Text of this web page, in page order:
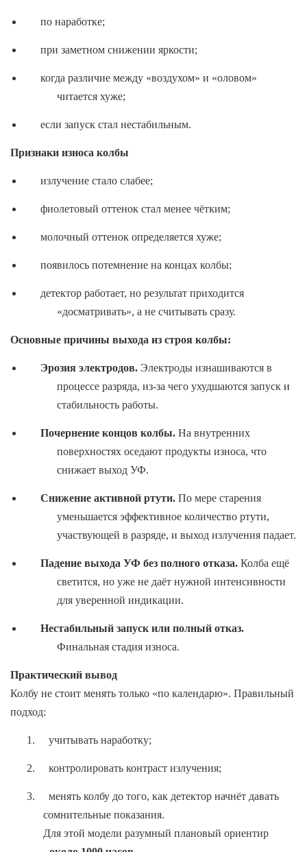
по наработке;
при заметном снижении яркости;
когда различие между «воздухом» и «оловом»
читается хуже;
если запуск стал нестабильным.
Признаки износа колбы
излучение стало слабее;
фиолетовый оттенок стал менее чётким;
молочный оттенок определяется хуже;
появилось потемнение на концах колбы;
детектор работает, но результат приходится
«досматривать», а не считывать сразу.
Основные причины выхода из строя колбы:
Эрозия электродов.Электроды изнашиваются в
процессе разряда, из-за чего ухудшаются запуск и
стабильность работы.
Почернение концов колбы.На внутренних
поверхностях оседают продукты износа, что
снижает выход УФ.
Снижение активной ртути.По мере старения
уменьшается эффективное количество ртути,
участвующей в разряде, и выход излучения падает.
Падение выхода УФ без полного отказа.Колба ещё
светится, но уже не даёт нужной интенсивности
для уверенной индикации.
Нестабильный запуск или полный отказ.
Финальная стадия износа.
Практический вывод
Колбу не стоит менять только «по календарю». Правильный
подход:
1. учитывать наработку;
2. контролировать контраст излучения;
3.
менять колбу до того, как детектор начнёт давать
сомнительные показания.
Для этой модели разумный плановый ориентир